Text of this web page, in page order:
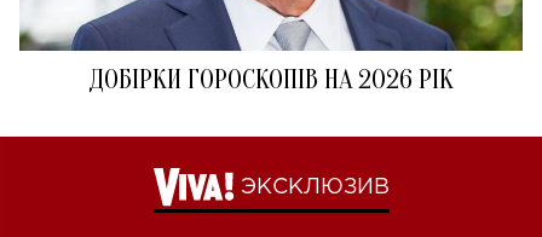
ДОБІРКИ ГОРОСКОПІВ НА 2026 РІК
ЭКСКЛЮЗИВ